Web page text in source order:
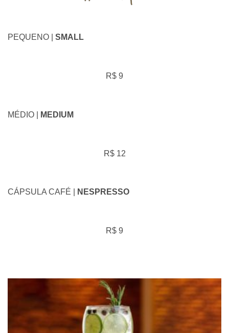
PEQUENO | SMALL
R$ 9
MÉDIO | MEDIUM
R$ 12
CÁPSULA CAFÉ | NESPRESSO
R$ 9